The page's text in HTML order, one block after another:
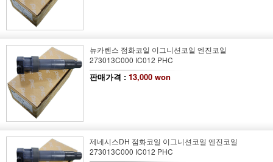
뉴카렌스 점화코일 이그니션코일 엔진코일
273013C000 IC012 PHC
판매가격 : 13,000 won
제네시스DH 점화코일 이그니션코일 엔진코일
273013C000 IC012 PHC